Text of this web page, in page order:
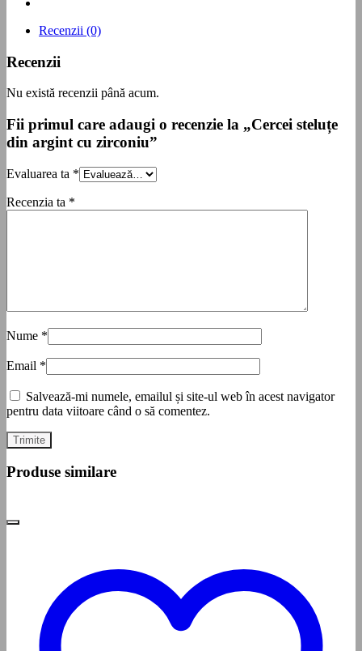
Recenzii (0)
Recenzii
Nu există recenzii până acum.
Fii primul care adaugi o recenzie la „Cercei steluțe
din argint cu zirconiu”
Evaluarea ta *
Recenzia ta *
Nume *
Email *
Salvează-mi numele, emailul și site-ul web în acest navigator
pentru data viitoare când o să comentez.
Produse similare